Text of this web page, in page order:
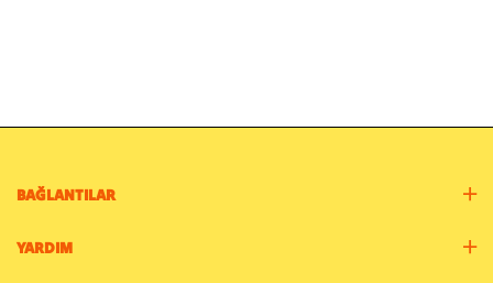
BAĞLANTILAR
YARDIM